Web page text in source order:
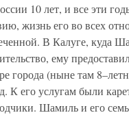
10 лет, и все эти
жизнь его во всех
В Калуге, куда
ему
города (ныне там
К его услугам были
Шамиль и его